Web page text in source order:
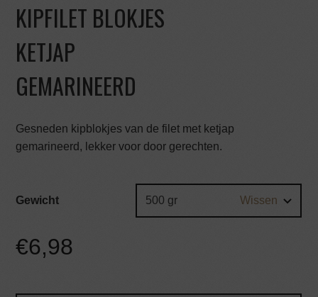
KIPFILET BLOKJES
KETJAP
GEMARINEERD
Gesneden kipblokjes van de filet met ketjap
gemarineerd, lekker voor door gerechten.
Gewicht Wissen
€6,98